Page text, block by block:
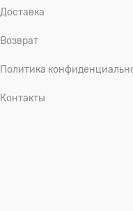
Доставка
Возврат
Политика
Контакты